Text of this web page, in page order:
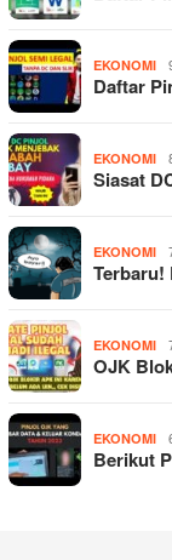
EKONOMI
Daftar
EKONOMI
Siasat
EKONOMI
EKONOMI
OJK
EKONOMI
Berikut